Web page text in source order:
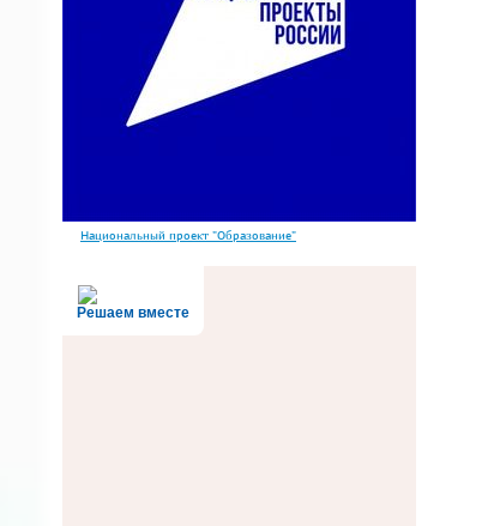
Национальный проект "Образование"
Решаем вместе